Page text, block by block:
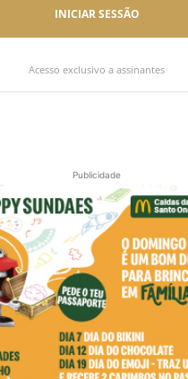
INICIAR SESSÃO
Acesso exclusivo a assinantes
Publicidade